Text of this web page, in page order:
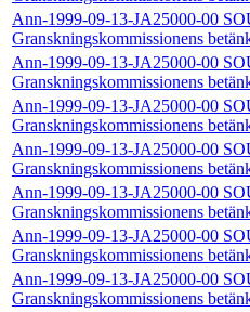
Ann-1999-09-13-JA25000-00
Granskningskommissionens
Ann-1999-09-13-JA25000-00
Granskningskommissionens
Ann-1999-09-13-JA25000-00
Granskningskommissionens
Ann-1999-09-13-JA25000-00
Granskningskommissionens
Ann-1999-09-13-JA25000-00
Granskningskommissionens
Ann-1999-09-13-JA25000-00
Granskningskommissionens
Ann-1999-09-13-JA25000-00
Granskningskommissionens